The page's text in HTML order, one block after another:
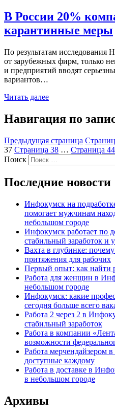
В России 20%
карантинные меры
По результатам исследования
от зарубежных фирм, только
и предприятий вводят
вариантов…
Читать далее
Навигация по
Предыдущая страница
37 Страница 38 … Страница 44
Поиск
Последние новости
Инфокумск на
помогает мужчинам
небольшом городе
Инфокумск работает по
стабильный заработок и
Вахта в глубинке:
притяжения для рабочих
Первый опыт: как найти
Работа для женщин в
небольшом городе
Инфокумск: какие
сегодня больше всего
Работа 2 через 2 в
стабильный заработок
Работа в компании
возможности
Работа мерчендайзером
доступные каждому
Работа в доставке в
в небольшом городе
Архивы